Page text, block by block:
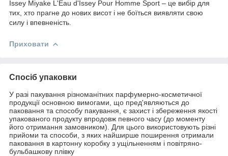
Issey Miyake L'Eau d'Issey Pour Homme Sport – це вибір для
тих, хто прагне до нових висот і не боїться виявляти свою
силу і впевненість.
Приховати
Спосіб упаковки
У разі пакування різноманітних парфумерно-косметичної
продукції основною вимогами, що пред'являються до
паковання та способу пакування, є захист і збереження якості
упакованого продукту впродовж певного часу (до моменту
його отримання замовником). Для цього використовують різні
прийоми та способи, з яких найширше поширення отримали
паковання в картонну коробку з ущільненням і повітряно-
бульбашкову плівку